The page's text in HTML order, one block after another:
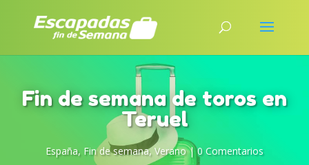
Fin de semana de toros en
Teruel
España, Fin de semana,Verano|0 Comentarios